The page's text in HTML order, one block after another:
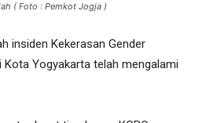
( Foto : Pemkot Jogja )
insiden Kekerasan Gender
Kota Yogyakarta telah mengalami